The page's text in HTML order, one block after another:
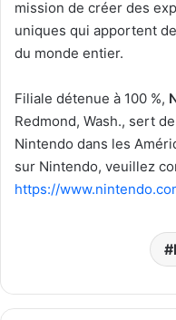
mission de créer des
uniques qui apportent
du monde entier.
Filiale détenue à 100 %,
Redmond, Wash., sert
Nintendo dans les
sur Nintendo, veuillez
https://